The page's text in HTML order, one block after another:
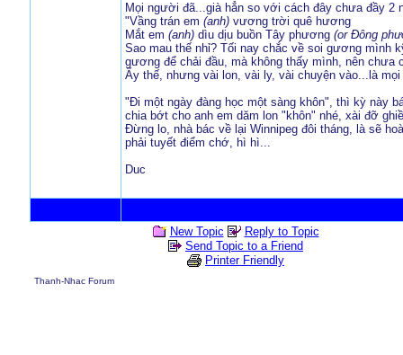
Mọi người đã...già hẳn so với cách đây chưa đầy 2
"Vầng trán em (anh)vương trời quê hương
Mắt em (anh)dìu dịu buồn Tây phương (or Đông
Sao mau thế nhỉ? Tối nay chắc về soi gương mình
gương để chải đầu, mà không thấy mình, nên chưa
Ấy thế, nhưng vài lon, vài ly, vài chuyện vào...là
"Đi một ngày đàng học một sàng khôn", thì kỳ này
chia bớt cho anh em dăm lon "khôn" nhé, xài đỡ
Đừng lo, nhà bác về lại Winnipeg đôi tháng, là sẽ
phải tuyết điểm chớ, hì hì...
Duc
New Topic
Reply to Topic
Send Topic to a Friend
Printer Friendly
Thanh-Nhac Forum